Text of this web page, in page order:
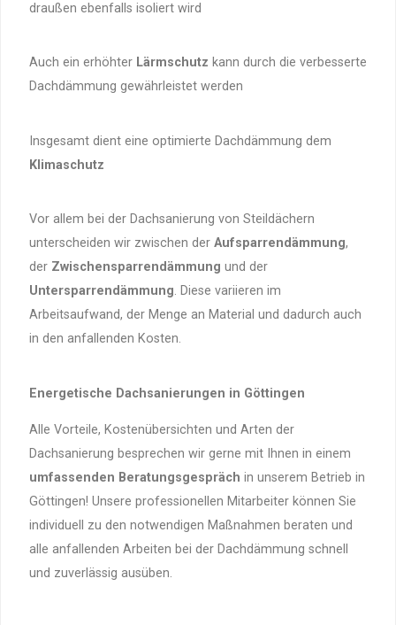
draußen ebenfalls isoliert wird
Auch ein erhöhter Lärmschutz kann durch die verbesserte
Dachdämmung gewährleistet werden
Insgesamt dient eine optimierte Dachdämmung dem
Klimaschutz
Vor allem bei der Dachsanierung von Steildächern
unterscheiden wir zwischen der Aufsparrendämmung,
der Zwischensparrendämmung und der
Untersparrendämmung. Diese variieren im
Arbeitsaufwand, der Menge an Material und dadurch auch
in den anfallenden Kosten.
Energetische Dachsanierungen in Göttingen
Alle Vorteile, Kostenübersichten und Arten der
Dachsanierung besprechen wir gerne mit Ihnen in einem
umfassenden Beratungsgespräch in unserem Betrieb in
Göttingen! Unsere professionellen Mitarbeiter können Sie
individuell zu den notwendigen Maßnahmen beraten und
alle anfallenden Arbeiten bei der Dachdämmung schnell
und zuverlässig ausüben.